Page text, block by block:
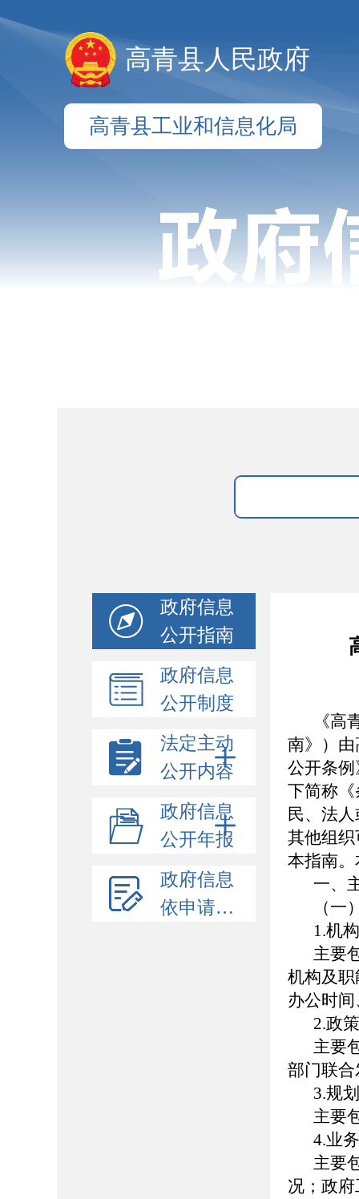
高青县人民政府
高青县工业和信息化局
政府信息
公开指南
政府信息
公开制度
法定主动
公开内容
政府信息
公开年报
政府信息
依申请公开
《
南》）
公开条
下简称
民、法
其他组织
本指南
一、
（
1.机
主要
机构及
办公时
2.政
主要
部门联
3.规
主要
4.业
主要
况；政